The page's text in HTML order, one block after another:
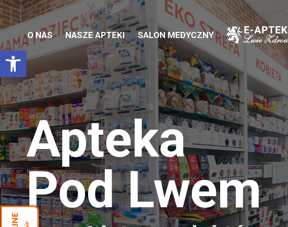
Otwórz pasek narzędzi
O NAS NASZE APTEKI SALON MEDYCZNY
Apteka
Pod Lwem